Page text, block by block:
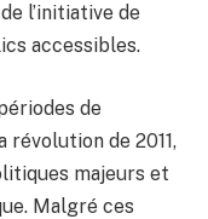
l’initiative de
accessibles.
de
de 2011,
majeurs et
Malgré ces